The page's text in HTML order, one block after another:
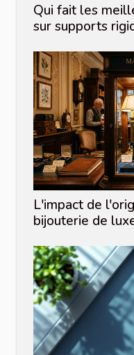
Qui fait les
sur supports
L'impact de
bijouterie de